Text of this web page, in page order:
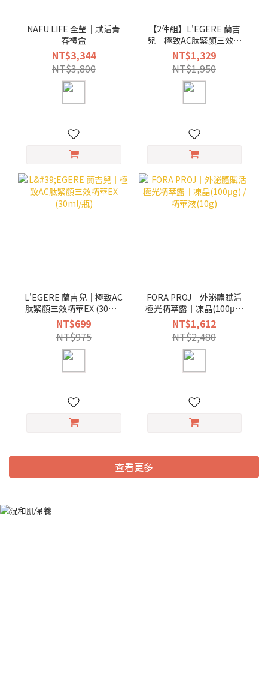
NAFU LIFE 全瑩｜賦活青
春禮盒
NT$3,344
NT$3,800
【2件組】L'EGERE 蘭吉
兒｜極致AC肽緊顏三效精
華EX (30ml/瓶)
NT$1,329
NT$1,950
L'EGERE 蘭吉兒｜極致AC
肽緊顏三效精華EX (30ml/
瓶)
NT$699
NT$975
FORA PROJ｜外泌體賦活
極光精萃露｜凍晶(100μg)
/ 精華液(10g)
NT$1,612
NT$2,480
查看更多